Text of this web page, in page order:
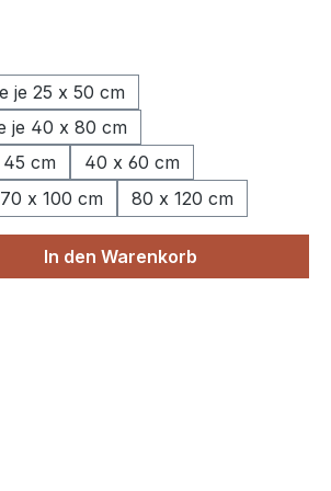
je 25 x 50 cm
je 40 x 80 cm
cm
40 x 60 cm
70 x 100 cm 80 x 120 cm
gewünschten Wert
In den Warenkorb